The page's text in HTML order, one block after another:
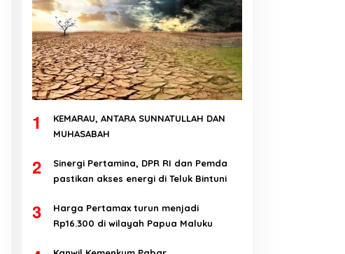
1
KEMARAU, ANTARA SUNNATULLAH DAN
MUHASABAH
2
Sinergi Pertamina, DPR RI dan Pemda
pastikan akses energi di Teluk Bintuni
3
Harga Pertamax turun menjadi
Rp16.300 di wilayah Papua Maluku